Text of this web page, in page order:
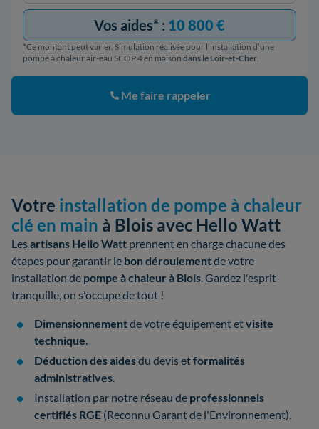
Vos aides* : 10 800 €
*Ce montant peut varier. Simulation réalisée pour l’installation d’une
pompe à chaleur air-eau SCOP 4 en maison dans le Loir-et-Cher.
Me faire rappeler
Votre installation de pompe à chaleur
clé en main à Blois avec Hello Watt
Lesartisans Hello Watt prennent en charge chacune des
étapes pour garantir le bon déroulementde votre
installation de pompe à chaleur à Blois. Gardez l'esprit
tranquille, on s'occupe de tout !
Dimensionnementde votre équipement etvisite
technique.
Déduction des aidesdu devis etformalités
administratives.
Installation par notre réseau de professionnels
certifiés RGE (Reconnu Garant de l'Environnement).